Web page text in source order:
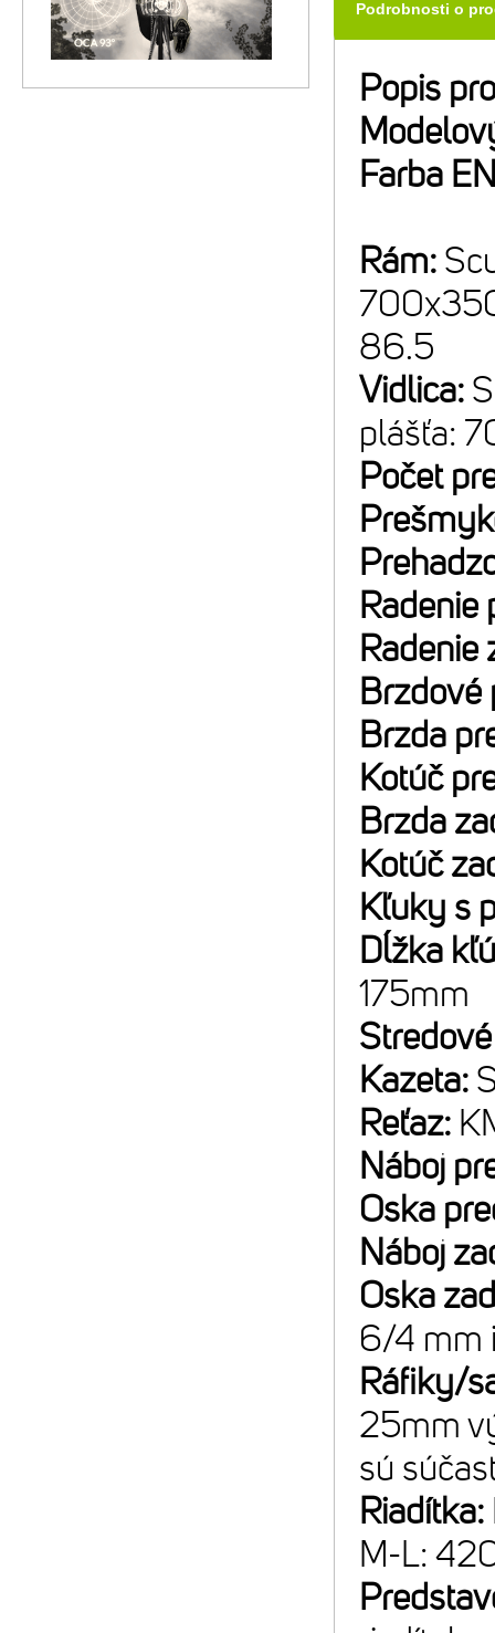
Podrobnosti o
Popis
Farba
Rám:
86.5
Vidlica:
plášťa:
Počet
Radenie
Radenie
Brzda
Kotúč
Brzda
Kotúč
Kľuky s
Dĺžka
175mm
Kazeta:
Reťaz:
Náboj
Oska
Náboj
Oska
6/4 mm
Ráfiky/
25mm
sú
Riadítka:
M-L: